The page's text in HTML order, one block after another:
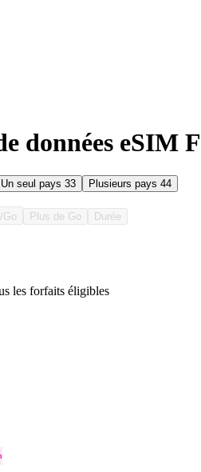
données eSIM
Un seul pays 33 Plusieurs pays 44
Go Plus de Go Durée
les forfaits éligibles